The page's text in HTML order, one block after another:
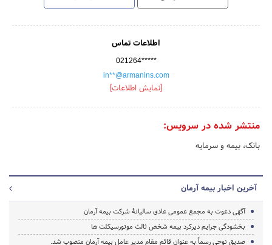
اطلاعات تماس
021264*****
in**@armanins.com
[نمایش اطلاعات]
منتشر شده در سرویس:
بانک، بیمه و سرمایه
آخرین اخبار بیمه آرمان
آگهی دعوت به مجمع عمومی عادی سالیانۀ شرکت بیمه آرمان
بخشودگی جرایم دیرکرد بیمه شخص ثالث موتورسیکلت ها
صدیق نوحی رسماً به عنوان قائم مقام مدیر عامل بیمه آرمان منصوب شد.